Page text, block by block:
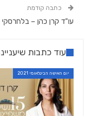
כתבה קודמת
עו"ד קרן כהן – בלחרסקי
עוד כתבות
יום האישה הבינלאומי 2021